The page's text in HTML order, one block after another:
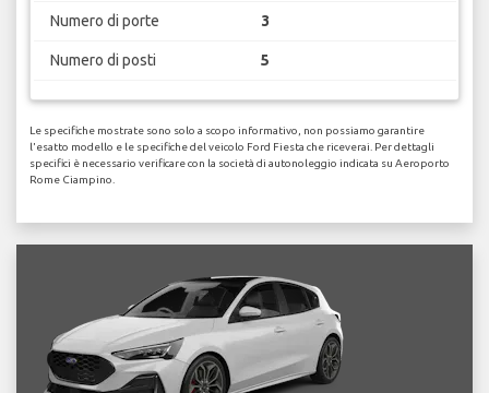
Numero di porte 3
Numero di posti 5
Le specifiche mostrate sono solo a scopo informativo, non possiamo garantire
l'esatto modello e le specifiche del veicolo Ford Fiesta che riceverai. Per dettagli
specifici è necessario verificare con la società di autonoleggio indicata su Aeroporto
Rome Ciampino.